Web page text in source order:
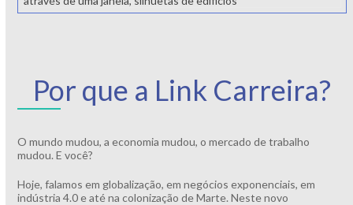
Por que a Link Carreira?
O mundo mudou, a economia mudou, o mercado de trabalho
mudou. E você?
Hoje, falamos em globalização, em negócios exponenciais, em
indústria 4.0 e até na colonização de Marte. Neste novo